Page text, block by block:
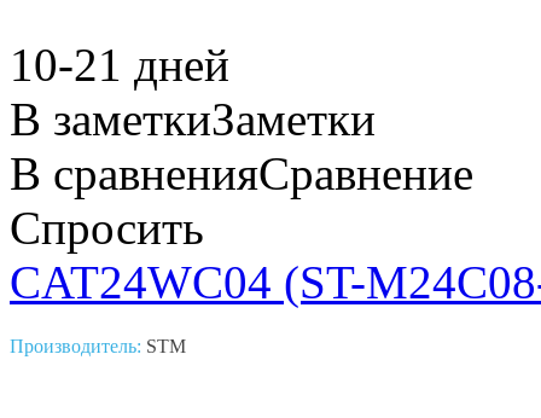
10-21 дней
В заметкиЗаметки
В сравненияСравнение
Спросить
CAT24WC04 (ST-
Производитель: STM